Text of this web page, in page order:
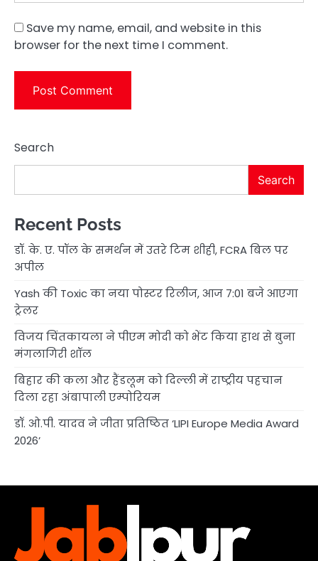
Save my name, email, and website in this
browser for the next time I comment.
Search
Search
Recent Posts
डॉ. के. ए. पॉल के समर्थन में उतरे टिम शीही, FCRA बिल पर
अपील
Yash की Toxic का नया पोस्टर रिलीज, आज 7:01 बजे आएगा
ट्रेलर
विजय चिंतकायला ने पीएम मोदी को भेंट किया हाथ से बुना
मंगलागिरी शॉल
बिहार की कला और हैंडलूम को दिल्ली में राष्ट्रीय पहचान
दिला रहा अंबापाली एम्पोरियम
डॉ. ओ.पी. यादव ने जीता प्रतिष्ठित ‘LIPI Europe Media Award
2026’